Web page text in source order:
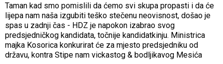
Taman kad smo pomislili da ćemo svi skupa propasti i da će
lijepa nam naša izgubiti teško stečenu neovisnost, došao je
spas u zadnji čas - HDZ je napokon izabrao svog
predsjedničkog kandidata, točnije kandidatkinju. Ministrica
majka Kosorica konkurirat će za mjesto predsjedniku od
državu, kontra Stipe nam vickastog & bodljikavog Mesića